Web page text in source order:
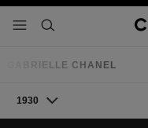
選單 - 主導覽
- 主導覽搜尋
GABRIELLE CHANEL
1930